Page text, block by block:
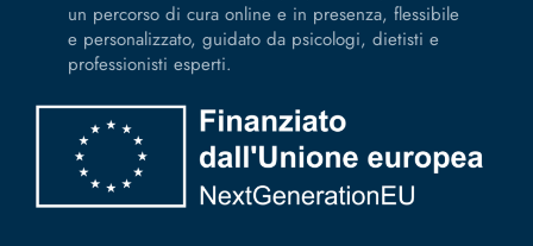
un percorso di cura online e in presenza, flessibile
e personalizzato, guidato da psicologi, dietisti e
professionisti esperti.